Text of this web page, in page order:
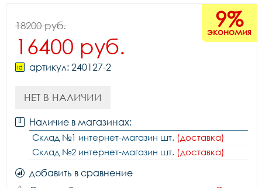
9%
экономия
18200 руб.
16400 руб.
артикул: 240127-2
НЕТ В НАЛИЧИИ
Наличие в магазинах:
Склад №1 интернет-магазин шт. (доставка)
Склад №2 интернет-магазин шт. (доставка)
добавить в сравнение